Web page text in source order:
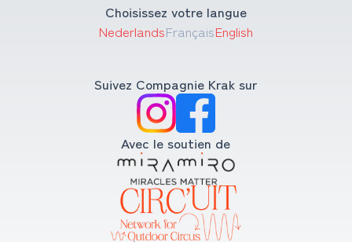
Choisissez votre langue
NederlandsFrançaisEnglish
Suivez Compagnie Krak sur
Avec le soutien de